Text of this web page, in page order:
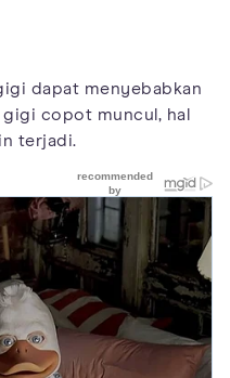
dapat menyebabkan
copot muncul, hal
terjadi.